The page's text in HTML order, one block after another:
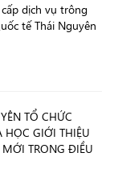
dịch vụ trông
tế Thái Nguyên
TỔ CHỨC
GIỚI THIỆU
MỚI TRONG ĐIỀU